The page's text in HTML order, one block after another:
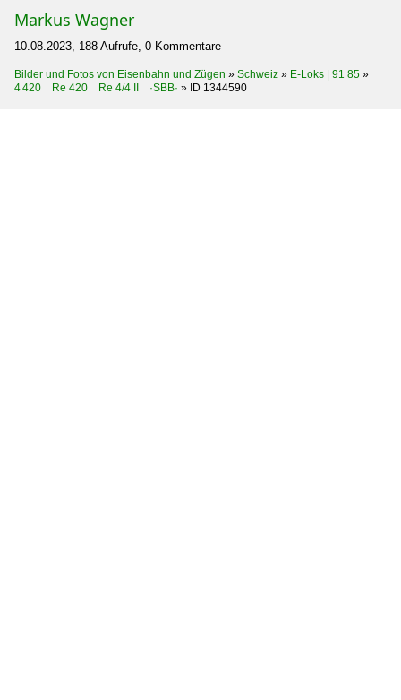
Markus Wagner
10.08.2023, 188 Aufrufe, 0 Kommentare
Bilder und Fotos von Eisenbahn und Zügen » Schweiz » E-Loks | 91 85 »
4 420 Re 420 Re 4/4 II ·SBB· » ID 1344590